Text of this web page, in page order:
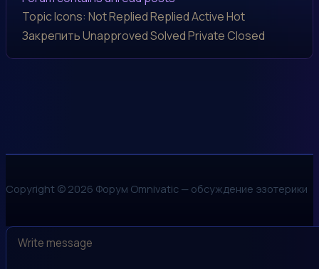
Topic Icons: Not RepliedRepliedActiveHot
ЗакрепитьUnapprovedSolvedPrivateClosed
Copyright © 2026 Форум Omnivatic — обсуждение эзотерики